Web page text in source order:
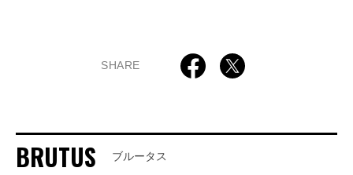
SHARE
BRUTUS ブルータス